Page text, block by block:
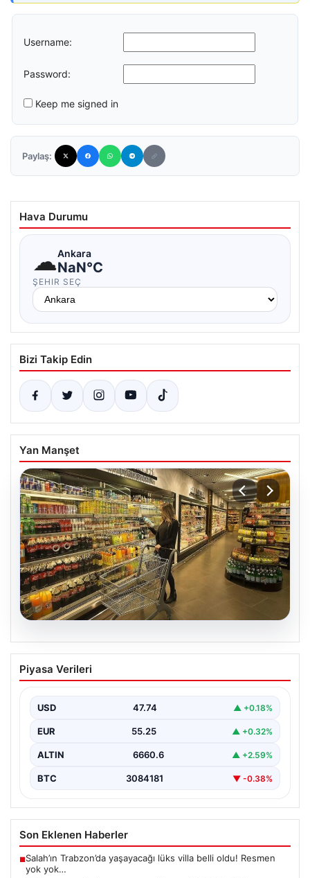
Username:
Password:
Keep me signed in
Paylaş:
Hava Durumu
☁Ankara
NaN°C
ŞEHIR SEÇ
Bizi Takip Edin
Yan Manşet
07.08.2026
Enflasyon verileri ne zaman
açıklanacak? 2026 TÜİK mart ayı
Piyasa Verileri
USD 47.74 ▲ +0.18%
EUR 55.25 ▲ +0.32%
ALTIN 6660.6 ▲ +2.59%
BTC 3084181 ▼ -0.38%
Son Eklenen Haberler
■Salah’ın Trabzon’da yaşayacağı lüks villa belli oldu! Resmen
yok yok…